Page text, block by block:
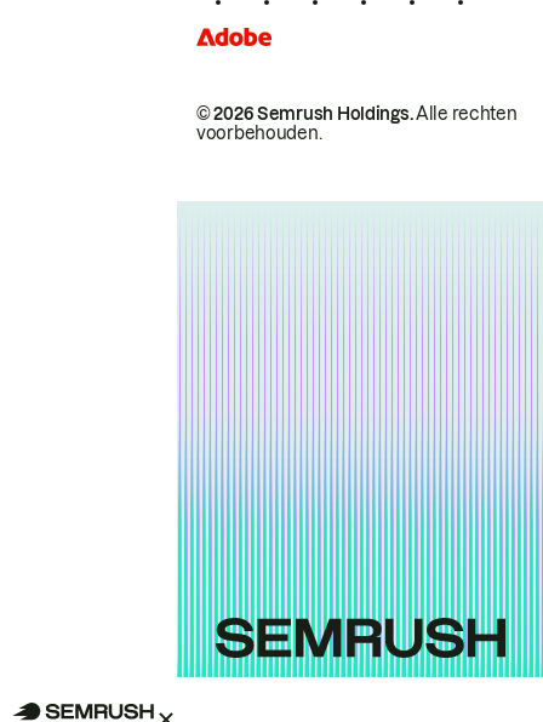
© 2026 Semrush Holdings.Alle rechten
voorbehouden.